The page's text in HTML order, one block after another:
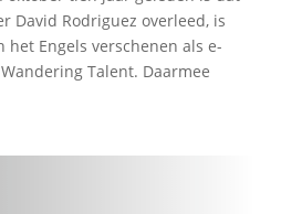
David Rodriguez overleed, is
Engels verschenen als e-
Talent. Daarmee